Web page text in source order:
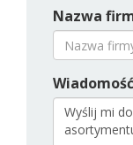
Nazwa